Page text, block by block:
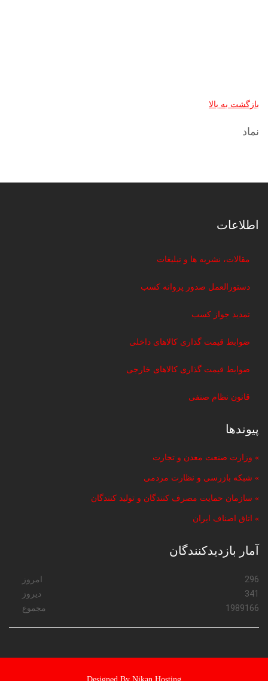
بازگشت به بالا
نماد
اطلاعات
مقالات، نشریه ها و تبلیغات
دستورالعمل صدور پروانه کسب
تمدید جواز کسب
ضوابط قیمت گذاری کالاهای داخلی
ضوابط قیمت گذاری کالاهای خارجی
قانون نظام صنفی
پیوندها
» وزارت صنعت معدن و تجارت
» شبکه بازرسی و نظارت مردمی
» سازمان حمایت مصرف کنندگان و تولید کنندگان
» اتاق اصناف ایران
آمار بازدیدکنندگان
امروز
296
دیروز
341
مجموع
1989166